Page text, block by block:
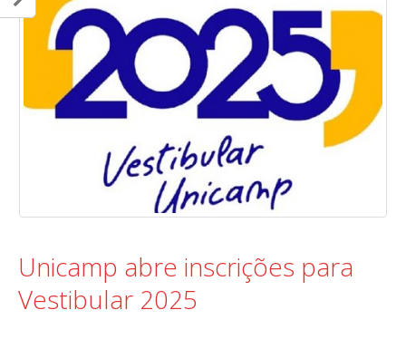
Unicamp abre inscrições para
Vestibular 2025